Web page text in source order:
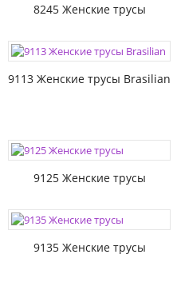
8245 Женские трусы
9113 Женские трусы Brasilian
9125 Женские трусы
9135 Женские трусы